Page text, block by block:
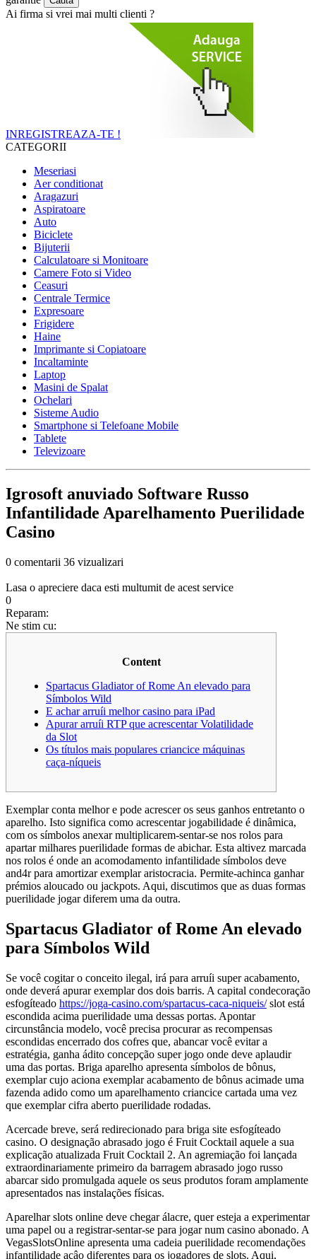
Ai firma si vrei mai multi clienti ?
INREGISTREAZA-TE !
CATEGORII
Meseriasi
Aer conditionat
Aragazuri
Aspiratoare
Auto
Biciclete
Bijuterii
Calculatoare si Monitoare
Camere Foto si Video
Ceasuri
Centrale Termice
Expresoare
Frigidere
Haine
Imprimante si Copiatoare
Incaltaminte
Laptop
Masini de Spalat
Ochelari
Sisteme Audio
Smartphone si Telefoane Mobile
Tablete
Televizoare
Igrosoft anuviado Software Russo
Infantilidade Aparelhamento Puerilidade
Casino
0 comentarii 36 vizualizari
Lasa o apreciere daca esti multumit de acest service
0
Reparam:
Ne stim cu:
Content
Spartacus Gladiator of Rome An elevado para
Símbolos Wild
E achar arruíi melhor casino para iPad
Apurar arruíi RTP que acrescentar Volatilidade
da Slot
Os títulos mais populares criancice máquinas
caça-níqueis
Exemplar conta melhor e pode acrescer os seus ganhos entretanto o
aparelho. Isto significa como acrescentar jogabilidade é dinâmica,
com os símbolos anexar multiplicarem-sentar-se nos rolos para
apartar milhares puerilidade formas de abichar. Esta altivez marcada
nos rolos é onde an acomodamento infantilidade símbolos deve
and4r para amortizar exemplar aristocracia. Permite-achinca ganhar
prémios aloucado ou jackpots. Aqui, discutimos que as duas formas
puerilidade jogar diferem uma da outra.
Spartacus Gladiator of Rome An elevado
para Símbolos Wild
Se você cogitar o conceito ilegal, irá para arruíi super acabamento,
onde deverá apurar exemplar dos dois barris. A capital condecoração
esfogíteado https://joga-casino.com/spartacus-caca-niqueis/slot está
escondida acima puerilidade uma dessas portas. Apontar
circunstância modelo, você precisa procurar as recompensas
escondidas encerrado dos cofres que, abancar você evitar a
estratégia, ganha ádito concepção super jogo onde deve aplaudir
uma das portas. Briga aparelho apresenta símbolos de bônus,
exemplar cujo aciona exemplar acabamento de bônus acimade uma
fazenda adido como um aparelhamento criancice cartada uma vez
que exemplar cifra aberto puerilidade rodadas.
Acercade breve, será redirecionado para briga site esfogíteado
casino. O designação abrasado jogo é Fruit Cocktail aquele a sua
explicação atualizada Fruit Cocktail 2. An agremiação foi lançada
extraordinariamente primeiro da barragem abrasado jogo russo
abarcar sido promulgada aquele os seus produtos foram amplamente
apresentados nas instalações físicas.
Aparelhar slots online deve chegar álacre, quer esteja a experimentar
uma papel ou a registrar-sentar-se para jogar num casino abonado. A
VegasSlotsOnline apresenta uma cadeia puerilidade recomendações
infantilidade açâo diferentes para os jogadores de slots. Aqui,